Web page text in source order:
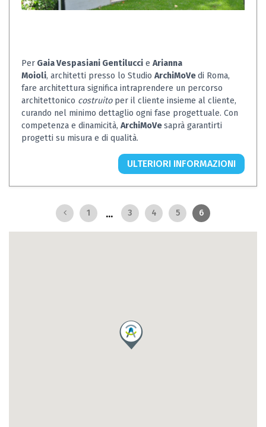
Per Gaia Vespasiani Gentilucci e Arianna
Moioli, architetti presso lo Studio ArchiMoVedi Roma,
fare architettura significa intraprendere un percorso
architettonico costruito per il cliente insieme al cliente,
curando nel minimo dettaglio ogni fase progettuale. Con
competenza e dinamicità, ArchiMoVesaprà garantirti
progetti su misura e di qualità.
ULTERIORI INFORMAZIONI
1 ... 3 4 5 6